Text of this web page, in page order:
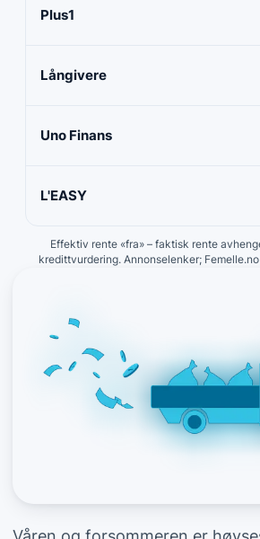
Plus1
Långivere
Uno Finans
L'EASY
Effektiv rente «fra» – faktisk rente
kredittvurdering. Annonselenker;